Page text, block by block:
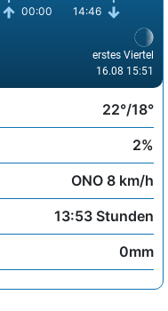
00:00 14:46
erstes Viertel
16.08 15:51
22°/18°
2%
ONO 8 km/h
13:53 Stunden
0mm